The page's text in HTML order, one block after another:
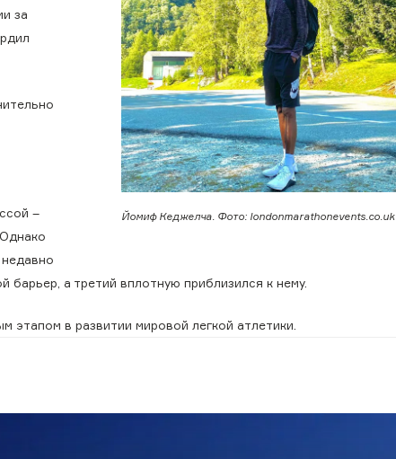
Йомиф Кеджелча. Фото: londonmarathonevents.co.uk
за
–
а третий вплотную приблизился к нему.
в развитии мировой легкой атлетики.